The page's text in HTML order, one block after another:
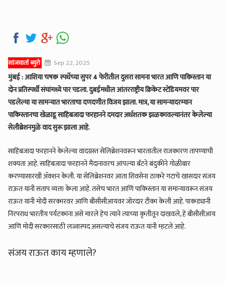
सांजवार्ता ब्युरो Sep 22, 2025
मुंबई : आशिया चषक स्पर्धेच्या सुपर 4 फेरीतील दुसरा सामना भारत आणि पाकिस्तान या
दोन प्रतिस्पर्धी संघांमध्ये पार पडला. दुबईमधील आंतरराष्ट्रीय क्रिकेट स्टेडियमवर पार
पडलेल्या या सामन्यात भारताचा दणदणीत विजय झाला. मात्र, या सामन्यादरम्यान
पाकिस्तानचा खेळाडू साहिबजादा फरहानने दमदार अर्धशतक झळकावल्यानंतर केलेल्या
सेलीब्रेशनमुळे वाद सुरू झाला आहे.
साहिबजादा फरहानने केलेल्या वादग्रस्त सेलिब्रेशनवरून भारतातील राजकारण तापण्याची
शक्यता आहे. साहिबजादा फरहानने मैदानावरच आपल्या बॅटने बंदुकीने गोळीबार
करण्यासारखी ॲक्शन केली. या सेलिब्रेशनवर आता शिवसेना ठाकरे गटाचे खासदार संजय
राऊत यांनी संताप व्यक्त केला आहे. तसेच भारत आणि पाकिस्तान या समान्यावरून संजय
राऊत यांनी मोदी सरकारवर आणि बीसीसीआयवर जोरदार टीका केली आहे. पाकड्यानी
निरपराध भारतीय पर्यटकांना असे मारले हेच त्याने त्याच्या कृतीतून दाखवले, हे बीसीसीआय
आणि मोदी सरकारसाठी लज्जास्पद असल्याचे संजय राऊत यांनी म्हटले आहे.
संजय राऊत काय म्हणाले?